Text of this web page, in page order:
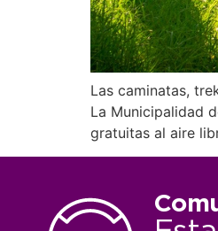
Las caminatas,
La Municipalidad
gratuitas al aire